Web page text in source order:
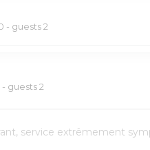
- guests 2
- guests 2
service extrêmement